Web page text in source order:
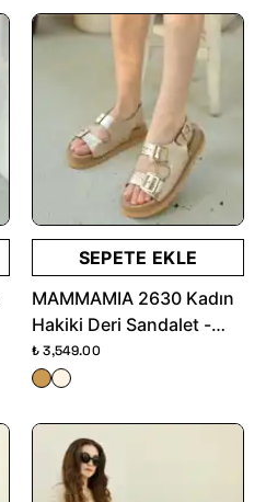
SEPETE EKLE
MAMMAMIA 2630 Kadın
Hakiki Deri Sandalet -
Bronz
₺ 3,549.00